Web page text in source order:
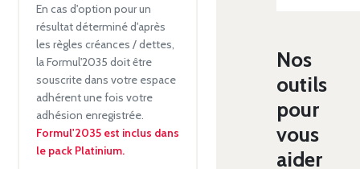
En cas d'option pour un
résultat déterminé d'après
les règles créances / dettes,
la Formul'2035 doit être
souscrite dans votre espace
adhérent une fois votre
adhésion enregistrée.
Formul'2035 est inclus dans
le pack Platinium.
Nos
outils
pour
vous
aider